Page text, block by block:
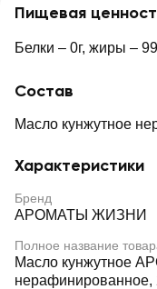
Пищевая
Белки – 0г, жиры –
Состав
Масло кунжутное
Характеристики
Бренд
АРОМАТЫ ЖИЗНИ
Полное название
Масло кунжутное
нерафинированное,